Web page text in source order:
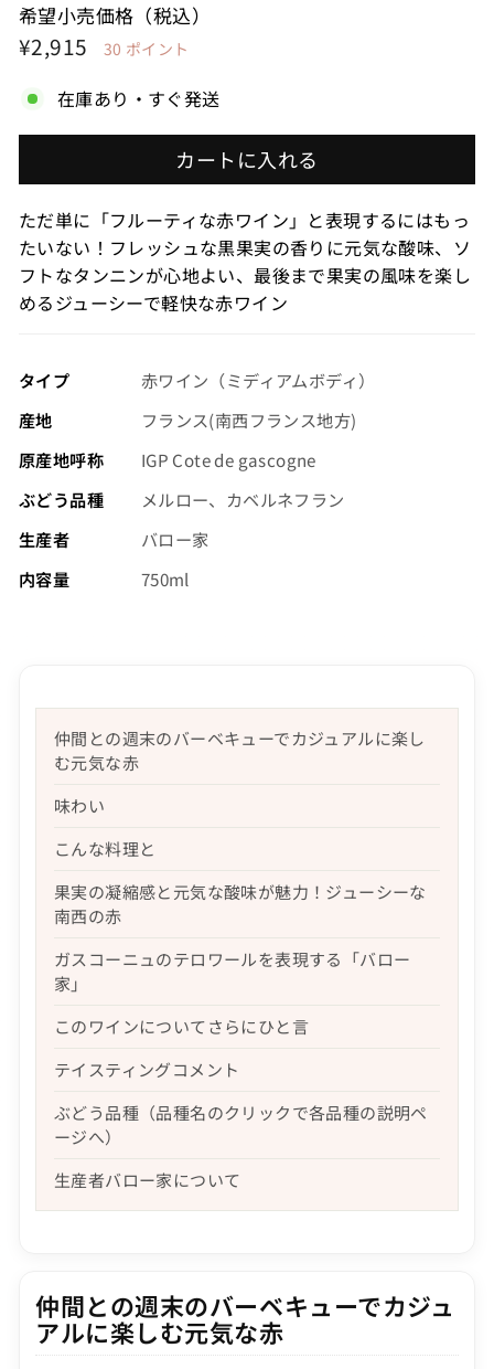
希望小売価格（税込）
希
小
売
価
格
（税
込）
¥2,915 ¥2,915
30 ポイント
在庫あり・すぐ発送
カートに入れる
ただ単に「フルーティな赤ワイン」と表現するにはもっ
たいない！フレッシュな黒果実の香りに元気な酸味、ソ
フトなタンニンが心地よい、最後まで果実の風味を楽し
めるジューシーで軽快な赤ワイン
タイプ
赤ワイン（ミディアムボディ）
産地
フランス(南西フランス地方)
原産地呼称
IGP Cote de gascogne
ぶどう品種
メルロー、カベルネフラン
生産者
バロー家
内容量
750ml
仲間との週末のバーベキューでカジュアルに楽し
む元気な赤
味わい
こんな料理と
果実の凝縮感と元気な酸味が魅力！ジューシーな
南西の赤
ガスコーニュのテロワールを表現する「バロー
家」
このワインについてさらにひと言
テイスティングコメント
ぶどう品種（品種名のクリックで各品種の説明ペ
ージへ）
生産者バロー家について
仲間との週末のバーベキューでカジュ
アルに楽しむ元気な赤